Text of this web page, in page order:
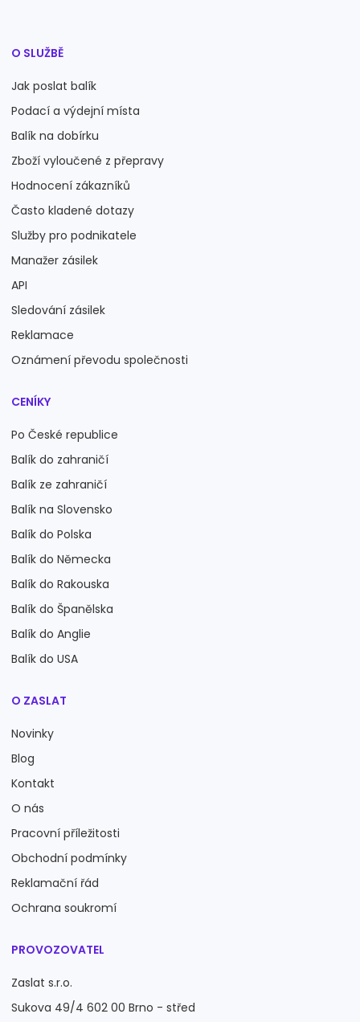
O SLUŽBĚ
Jak poslat balík
Podací a výdejní místa
Balík na dobírku
Zboží vyloučené z přepravy
Hodnocení zákazníků
Často kladené dotazy
Služby pro podnikatele
Manažer zásilek
API
Sledování zásilek
Reklamace
Oznámení převodu společnosti
CENÍKY
Po České republice
Balík do zahraničí
Balík ze zahraničí
Balík na Slovensko
Balík do Polska
Balík do Německa
Balík do Rakouska
Balík do Španělska
Balík do Anglie
Balík do USA
O ZASLAT
Novinky
Blog
Kontakt
O nás
Pracovní příležitosti
Obchodní podmínky
Reklamační řád
Ochrana soukromí
PROVOZOVATEL
Zaslat s.r.o.
Sukova 49/4 602 00 Brno - střed